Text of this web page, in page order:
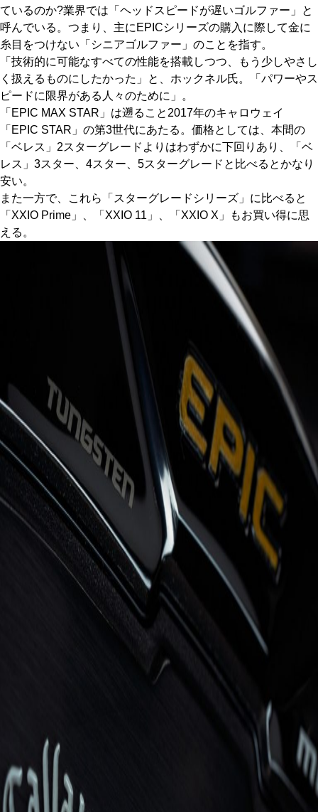
ているのか?業界では「ヘッドスピードが遅いゴルファー」と
呼んでいる。つまり、主にEPICシリーズの購入に際して金に
糸目をつけない「シニアゴルファー」のことを指す。
「技術的に可能なすべての性能を搭載しつつ、もう少しやさし
く扱えるものにしたかった」と、ホックネル氏。「パワーやス
ピードに限界がある人々のために」。
「EPIC MAX STAR」は遡ること2017年のキャロウェイ
「EPIC STAR」の第3世代にあたる。価格としては、本間の
「ベレス」2スターグレードよりはわずかに下回りあり、「ベ
レス」3スター、4スター、5スターグレードと比べるとかなり
安い。
また一方で、これら「スターグレードシリーズ」に比べると
「XXIO Prime」、「XXIO 11」、「XXIO X」もお買い得に思
える。